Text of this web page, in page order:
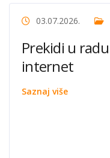
03.07.2026.
Prekidi u
internet
Saznaj više